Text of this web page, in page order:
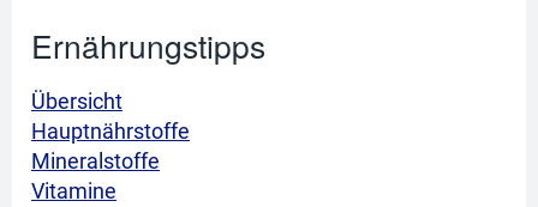
Ernährungstipps
Übersicht
Hauptnährstoffe
Mineralstoffe
Vitamine